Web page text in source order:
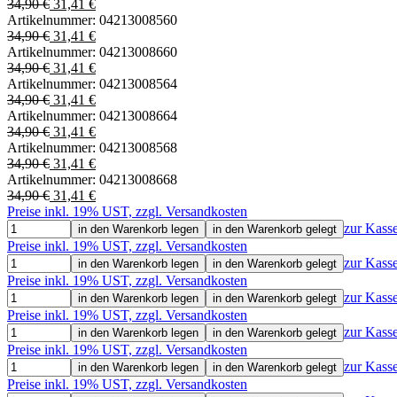
34,90 € 31,41 €
Artikelnummer: 04213008560
34,90 € 31,41 €
Artikelnummer: 04213008660
34,90 € 31,41 €
Artikelnummer: 04213008564
34,90 € 31,41 €
Artikelnummer: 04213008664
34,90 € 31,41 €
Artikelnummer: 04213008568
34,90 € 31,41 €
Artikelnummer: 04213008668
34,90 € 31,41 €
Preise inkl. 19% UST, zzgl. Versandkosten
in den Warenkorb legen in den Warenkorb gelegt zur
Preise inkl. 19% UST, zzgl. Versandkosten
in den Warenkorb legen in den Warenkorb gelegt zur
Preise inkl. 19% UST, zzgl. Versandkosten
in den Warenkorb legen in den Warenkorb gelegt zur
Preise inkl. 19% UST, zzgl. Versandkosten
in den Warenkorb legen in den Warenkorb gelegt zur
Preise inkl. 19% UST, zzgl. Versandkosten
in den Warenkorb legen in den Warenkorb gelegt zur
Preise inkl. 19% UST, zzgl. Versandkosten